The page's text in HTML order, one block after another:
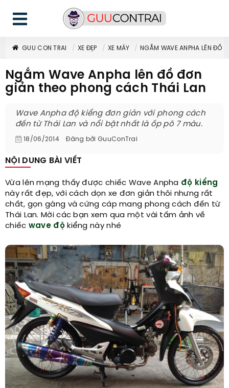
GUU CON TRAI XE ĐẸP XE MÁY NGẮM WAVE ANPHA LÊN ĐỒ
Ngắm Wave Anpha lên đồ đơn
giản theo phong cách Thái Lan
Wave Anpha độ kiểng đơn giản với phong cách
đến từ Thái Lan và nổi bật nhất là ốp pô 7 màu.
18/06/2014 Đăng bởi GuuConTrai
NỘI DUNG BÀI VIẾT
Vừa lên mạng thấy được chiếc Wave Anpha độ kiểng
này rất đẹp, với cách dọn xe đơn giản thôi nhưng rất
chất, gọn gàng và cứng cáp mang phong cách đến từ
Thái Lan. Mời các bạn xem qua một vài tấm ảnh về
chiếc wave độkiểng này nhé